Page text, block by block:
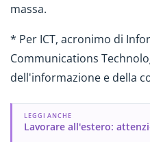
massa.
* Per ICT, acronimo di
Communications
dell'informazione e della
LEGGI ANCHE
Lavorare all'estero: